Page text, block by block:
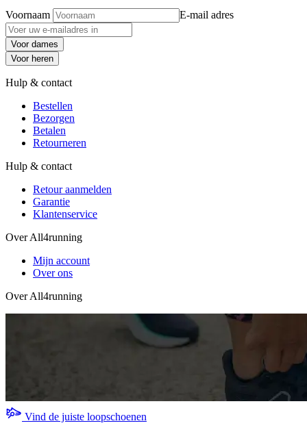
Voornaam E-mail adres
Voor dames
Voor heren
Hulp & contact
Bestellen
Bezorgen
Betalen
Retourneren
Hulp & contact
Retour aanmelden
Garantie
Klantenservice
Over All4running
Mijn account
Over ons
Over All4running
Vind de juiste loopschoenen